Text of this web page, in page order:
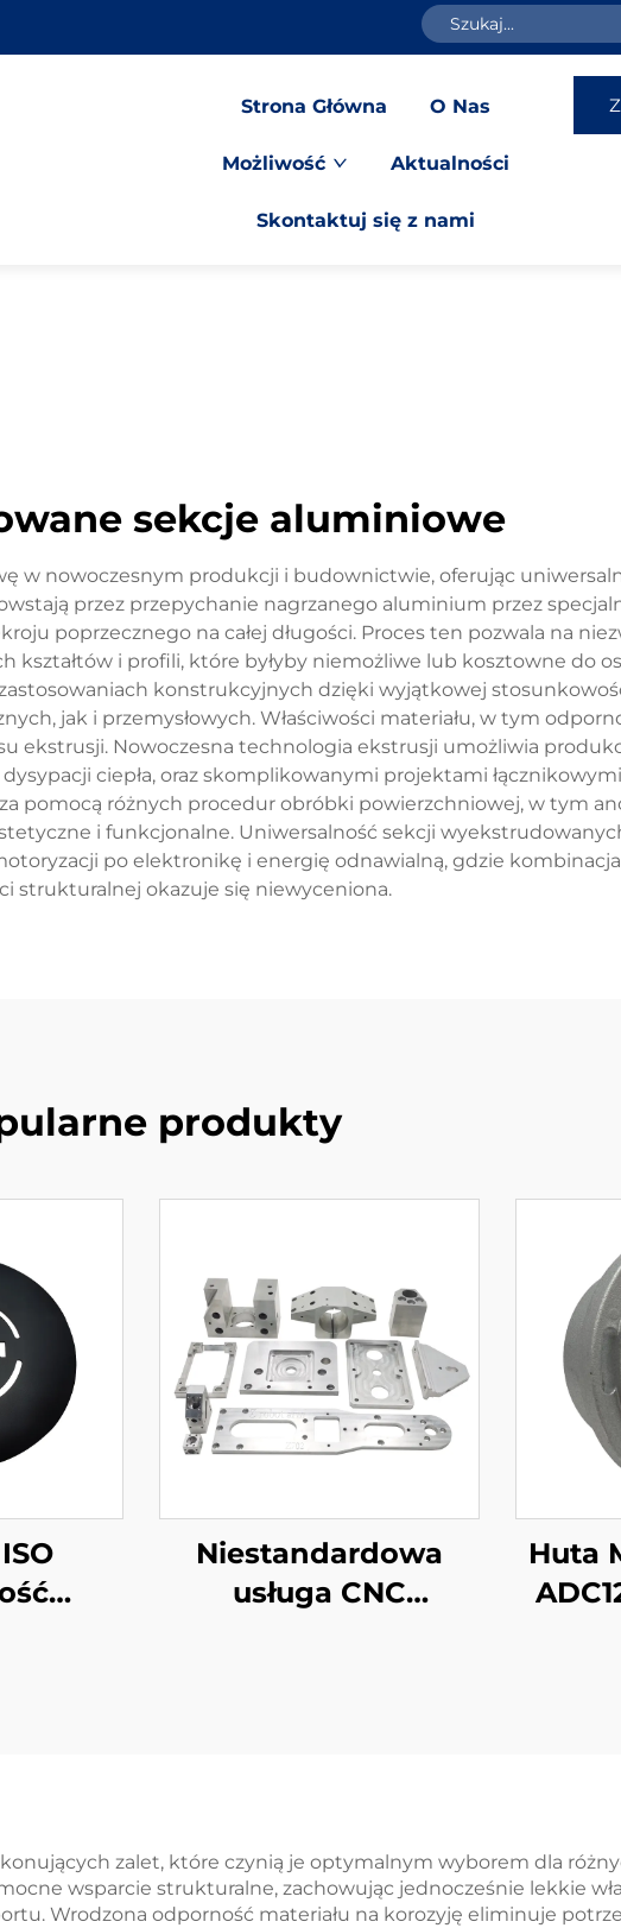
Strona Główna O Nas
Możliwość Aktualności
Skontaktuj się z nami
sekcje aluminiowe
w nowoczesnym produkcji i budownictwie, oferując
przez przepychanie nagrzanego aluminium przez
poprzecznego na całej długości. Proces ten pozwala na
i profili, które byłyby niemożliwe lub kosztowne do
konstrukcyjnych dzięki wyjątkowej
jak i przemysłowych. Właściwości materiału, w tym
ekstrusji. Nowoczesna technologia ekstrusji umożliwia
ciepła, oraz skomplikowanymi projektami
pomocą różnych procedur obróbki powierzchniowej, w tym
i funkcjonalne. Uniwersalność sekcji
po elektronikę i energię odnawialną, gdzie kombinacja
strukturalnej okazuje się niewyceniona.
produkty
Niestandardowa
usługa CNC
Huta
zalet, które czynią je optymalnym wyborem dla
wsparcie strukturalne, zachowując jednocześnie lekkie
Wrodzona odporność materiału na korozyję eliminuje